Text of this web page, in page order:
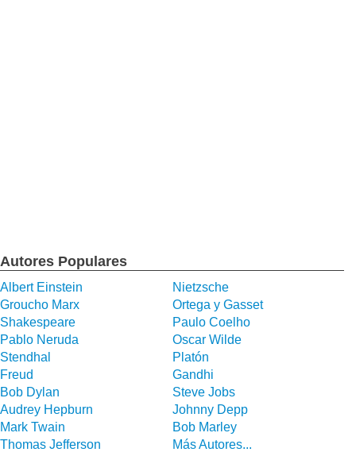
Autores Populares
Albert Einstein
Nietzsche
Groucho Marx
Ortega y Gasset
Shakespeare
Paulo Coelho
Pablo Neruda
Oscar Wilde
Stendhal
Platón
Freud
Gandhi
Bob Dylan
Steve Jobs
Audrey Hepburn
Johnny Depp
Mark Twain
Bob Marley
Thomas Jefferson
Más Autores...